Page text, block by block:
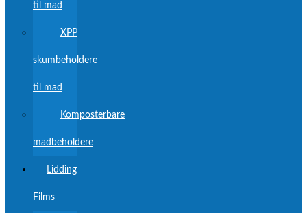
til mad
XPP
skumbeholdere
til mad
Komposterbare
madbeholdere
Lidding
Films